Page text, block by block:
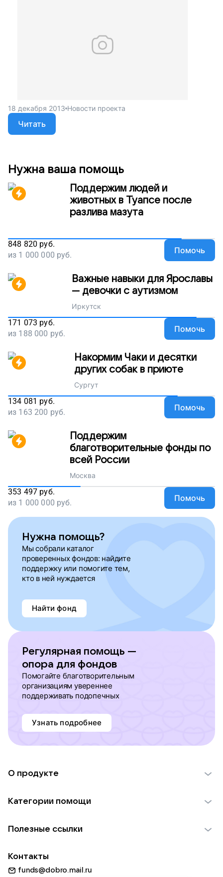
18 декабря 2013 Новости проекта
Читать
Нужна ваша помощь
Поддержим людей и
животных в Туапсе после
разлива мазута
848 820 руб.
из 1 000 000 руб. Помочь
Важные навыки для Ярославы
— девочки с аутизмом
Иркутск
171 073 руб.
из 188 000 руб. Помочь
Накормим Чаки и десятки
других собак в приюте
Сургут
134 081 руб.
из 163 200 руб. Помочь
Поддержим
благотворительные фонды по
всей России
Москва
353 497 руб.
из 1 000 000 руб. Помочь
Нужна помощь?
Мы собрали каталог
проверенных фондов: найдите
поддержку или помогите тем,
кто в ней нуждается
Найти фонд
Регулярная помощь —
опора для фондов
Помогайте благотворительным
организациям увереннее
поддерживать подопечных
Узнать подробнее
О продукте
Использование материалов
Для НКО
Партнерам
Категории помощи
Пожилым
Животным
Полезные ссылки
Контакты
funds@dobro.mail.ru